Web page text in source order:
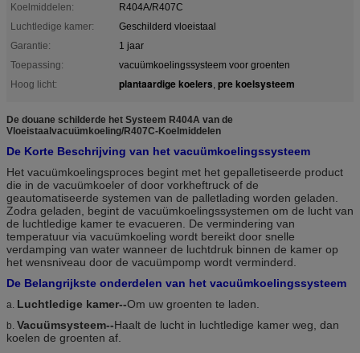
Koelmiddelen:
R404A/R407C
Luchtledige kamer:
Geschilderd vloeistaal
Garantie:
1 jaar
Toepassing:
vacuümkoelingssysteem voor groenten
Hoog licht:
plantaardige koelers, pre koelsysteem
De douane schilderde het Systeem R404A van de
Vloeistaalvacuümkoeling/R407C-Koelmiddelen
De Korte Beschrijving van het vacuümkoelingssysteem
Het vacuümkoelingsproces begint met het gepalletiseerde product
die in de vacuümkoeler of door vorkheftruck of de
geautomatiseerde systemen van de palletlading worden geladen.
Zodra geladen, begint de vacuümkoelingssystemen om de lucht van
de luchtledige kamer te evacueren. De vermindering van
temperatuur via vacuümkoeling wordt bereikt door snelle
verdamping van water wanneer de luchtdruk binnen de kamer op
het wensniveau door de vacuümpomp wordt verminderd.
De Belangrijkste onderdelen van het vacuümkoelingssysteem
a. Luchtledige kamer--Om uw groenten te laden.
b. Vacuümsysteem--Haalt de lucht in luchtledige kamer weg, dan
koelen de groenten af.